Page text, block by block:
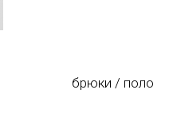
брюки /